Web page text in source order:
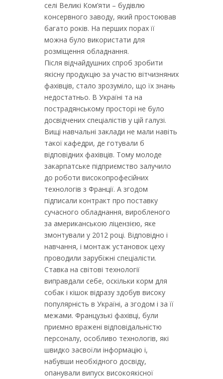
селі Великі Ком’яти – будівлю
консервного заводу, який простоював
багато років. На перших порах її
можна було використати для
розміщення обладнання.
Після відчайдушних спроб зробити
якісну продукцію за участю вітчизняних
фахівців, стало зрозуміло, що їх знань
недостатньо. В Україні та на
пострадянському просторі не було
досвідчених спеціалістів у цій галузі.
Вищі навчальні заклади не мали навіть
такої кафедри, де готували б
відповідних фахівців. Тому молоде
закарпатське підприємство залучило
до роботи високопрофесійних
технологів з Франції. А згодом
підписали контракт про поставку
сучасного обладнання, виробленого
за американською ліцензією, яке
змонтували у 2012 році. Відповідно і
навчання, і монтаж установок цеху
проводили зарубіжні спеціалісти.
Ставка на світові технології
виправдали себе, оскільки корм для
собак і кішок відразу здобув високу
популярність в Україні, а згодом і за її
межами. Французькі фахівці, були
приємно вражені відповідальністю
персоналу, особливо технологів, які
швидко засвоїли інформацію і,
набувши необхідного досвіду,
опанували випуск високоякісної